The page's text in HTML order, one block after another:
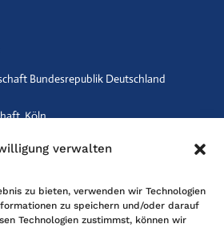
verwalten
zu bieten, verwenden wir Technologien
zu speichern und/oder darauf
Technologien zustimmst, können wir
Bundesrepublik Deutschland
Köln
0001 2369 00, BIC: BFSWDE33XXX